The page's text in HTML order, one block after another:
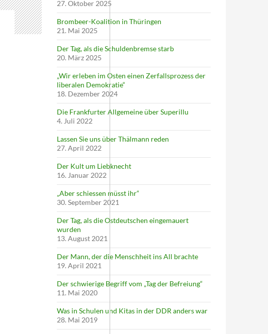
27. Oktober 2025
Brombeer-Koalition in Thüringen
21. Mai 2025
Der Tag, als die Schuldenbremse starb
20. März 2025
„Wir erleben im Osten einen Zerfallsprozess der
liberalen Demokratie“
18. Dezember 2024
Die Frankfurter Allgemeine über Superillu
4. Juli 2022
Lassen Sie uns über Thälmann reden
27. April 2022
Der Kult um Liebknecht
16. Januar 2022
„Aber schiessen müsst ihr“
30. September 2021
Der Tag, als die Ostdeutschen eingemauert
wurden
13. August 2021
Der Mann, der die Menschheit ins All brachte
19. April 2021
Der schwierige Begriff vom „Tag der Befreiung“
11. Mai 2020
Was in Schulen und Kitas in der DDR anders war
28. Mai 2019